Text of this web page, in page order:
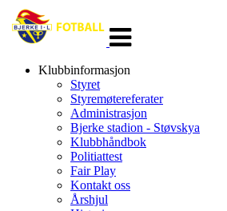
navigasjon
Klubbinformasjon
Styret
Styremøtereferater
Administrasjon
Bjerke stadion - Støvskya
Klubbhåndbok
Politiattest
Fair Play
Kontakt oss
Årshjul